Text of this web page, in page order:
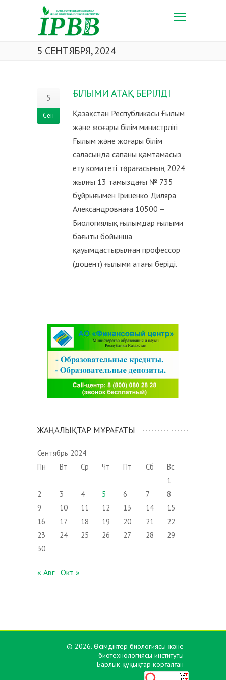
5 СЕНТЯБРЯ, 2024
5
Сен
ҒЫЛЫМИ АТАҚ БЕРІЛДІ
Қазақстан Республикасы Ғылым
және жоғары білім министрлігі
Ғылым және жоғары білім
саласында сапаны қамтамасыз
ету комитеті төрағасының 2024
жылғы 13 тамыздағы № 735
бұйрығымен Гриценко Диляра
Александровнаға 10500 –
Биологиялық ғылымдар ғылыми
бағыты бойынша
қауымдастырылған профессор
(доцент) ғылыми атағы беріді.
ЖАҢАЛЫҚТАР МҰРАҒАТЫ
Сентябрь 2024
Пн
Вт Ср Чт Пт Сб
Вс
1
2
3 4 5 6 7
8
9
10 11 12 13 14
15
16
17 18 19 20 21
22
23
24 25 26 27 28
29
30
« Авг Окт »
© 2026. Өсімдіктер биологиясы және
биотехнологиясы институты
Барлық құқықтар қорғалған